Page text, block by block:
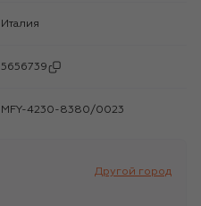
Италия
5656739
MFY-4230-8380/0023
Другой город